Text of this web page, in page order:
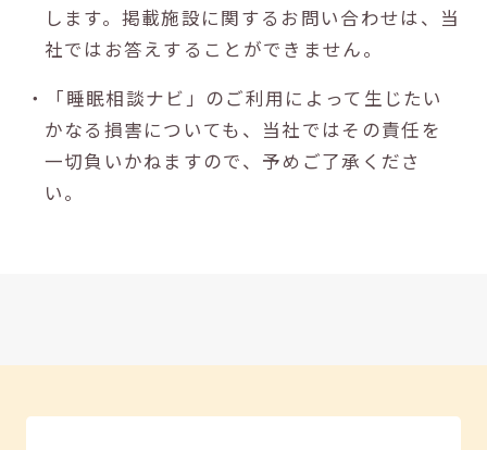
します。掲載施設に関するお問い合わせは、当
社ではお答えすることができません。
・「睡眠相談ナビ」のご利用によって生じたい
かなる損害についても、当社ではその責任を
一切負いかねますので、予めご了承くださ
い。